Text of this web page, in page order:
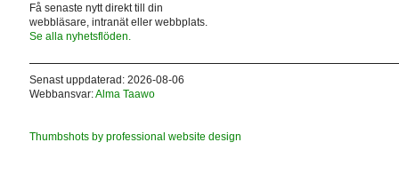
Få senaste nytt direkt till din
webbläsare, intranät eller webbplats.
Se alla nyhetsflöden.
Senast uppdaterad: 2026-08-06
Webbansvar:Alma Taawo
Thumbshots by professional website design